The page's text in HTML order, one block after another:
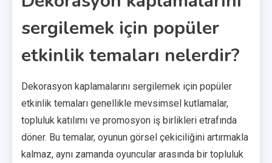
sergilemek için popüler
etkinlik temaları nelerdir?
Dekorasyon kaplamalarını sergilemek için popüler
etkinlik temaları genellikle mevsimsel kutlamalar,
topluluk katılımı ve promosyon iş birlikleri etrafında
döner. Bu temalar, oyunun görsel çekiciliğini artırmakla
kalmaz, aynı zamanda oyuncular arasında bir topluluk